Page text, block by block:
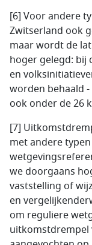
[6] Voor andere
Zwitserland ook
maar wordt de
hoger gelegd: bij
en
worden behaald
ook onder de 26
[7]
met andere
we doorgaans
vaststelling of
en
om reguliere
uitkomstdrempel